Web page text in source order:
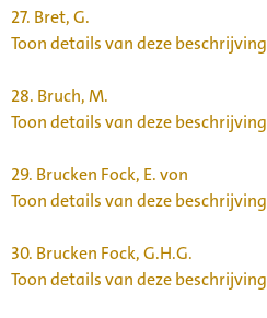
27. Bret, G.
Toon details van deze beschrijving
28. Bruch, M.
Toon details van deze beschrijving
29. Brucken Fock, E. von
Toon details van deze beschrijving
30. Brucken Fock, G.H.G.
Toon details van deze beschrijving